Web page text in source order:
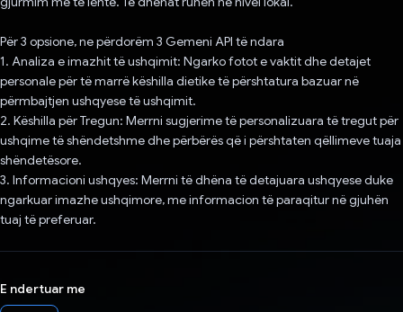
Për 3 opsione, ne përdorëm 3 Gemeni API të ndara
1. Analiza e imazhit të ushqimit: Ngarko fotot e vaktit dhe detajet
personale për të marrë këshilla dietike të përshtatura bazuar në
përmbajtjen ushqyese të ushqimit.
2. Këshilla për Tregun: Merrni sugjerime të personalizuara të tregut për
ushqime të shëndetshme dhe përbërës që i përshtaten qëllimeve tuaja
shëndetësore.
3. Informacioni ushqyes: Merrni të dhëna të detajuara ushqyese duke
ngarkuar imazhe ushqimore, me informacion të paraqitur në gjuhën
tuaj të preferuar.
E ndertuar me